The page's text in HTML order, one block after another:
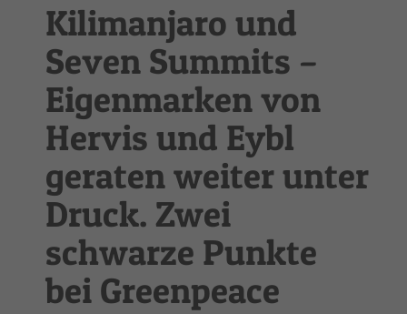
Kilimanjaro und
Seven Summits –
Eigenmarken von
Hervis und Eybl
geraten weiter unter
Druck. Zwei
schwarze Punkte
bei Greenpeace